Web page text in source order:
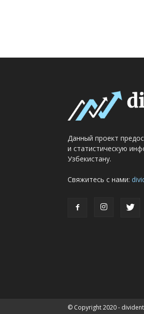
Данный проект
и статистическую
Узбекистану.
Свяжитесь с нами:
© Copyright 2020 -